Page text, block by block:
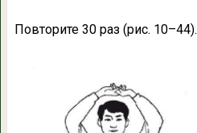
Повторите 30 раз (рис. 10–44).